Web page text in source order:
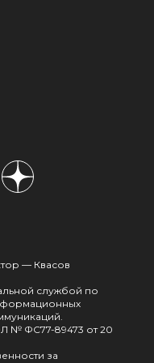
— Квасов
службой по
№ ФС77-89473 от 20
за